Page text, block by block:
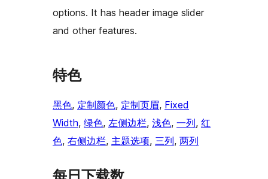
options. It has header image slider
and other features.
特色
黑色, 定制颜色, 定制页眉, Fixed
Width, 绿色, 左侧边栏, 浅色, 一列, 红
色, 右侧边栏, 主题选项, 三列, 两列